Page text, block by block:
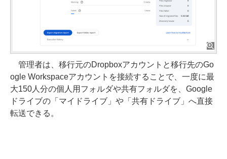
管理者は、移行元のDropboxアカウントと移行先のGo
ogle Workspaceアカウントを接続することで、一度に最
大150人分の個人用フォルダや共有フォルダを、Google
ドライブの「マイドライブ」や「共有ドライブ」へ直接
転送できる。